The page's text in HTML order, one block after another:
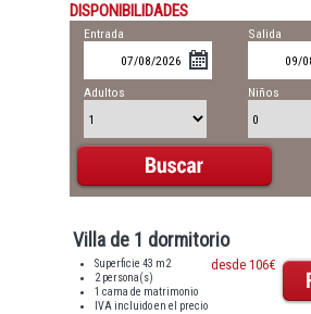
DISPONIBILIDADES
Entrada Salida
Adultos Niños
Villa de 1 dormitorio
Superficie 43 m2
2 persona(s)
1 cama de matrimonio
IVA incluido en el precio
desde 106€